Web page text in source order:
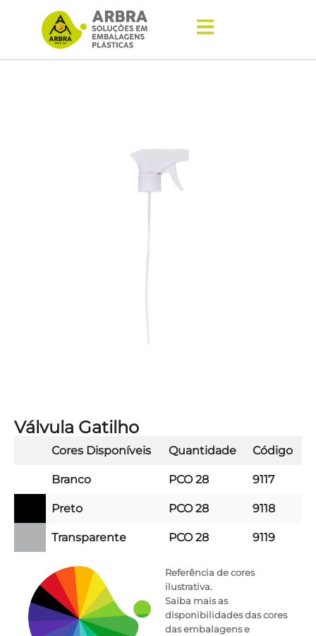
Válvula Gatilho
Cores Disponíveis Quantidade Código
Branco PCO 28 9117
Preto PCO 28 9118
Transparente PCO 28 9119
Referência de cores
ilustrativa.
Saiba mais as
disponibilidades das cores
das embalagens e